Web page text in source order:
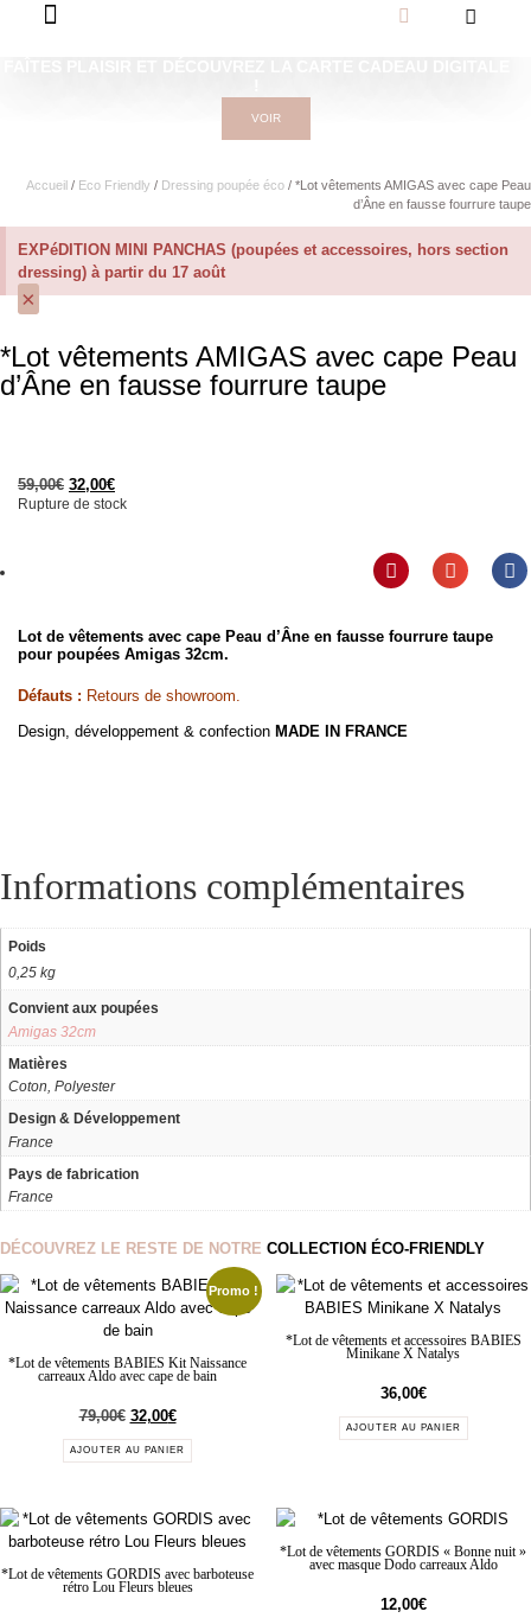
VOIR
Accueil / Eco Friendly / Dressing poupée éco / *Lot vêtements AMIGAS avec cape Peau
d’Âne en fausse fourrure taupe
EXPéDITION MINI PANCHAS (poupées et accessoires, hors section
dressing) à partir du 17 août
×
*Lot vêtements AMIGAS avec cape Peau
d’Âne en fausse fourrure taupe
59,00€ 32,00€
Rupture de stock
Lot de vêtements avec cape Peau d’Âne en fausse fourrure taupe
pour poupées Amigas 32cm.
Défauts : Retours de showroom.
Design, développement & confection MADE IN FRANCE
Informations complémentaires
Poids
0,25 kg
Convient aux poupées
Amigas 32cm
Matières
Coton, Polyester
Design & Développement
France
Pays de fabrication
France
DÉCOUVREZ LE RESTE DE NOTRE COLLECTION ÉCO-FRIENDLY
Promo !
*Lot de vêtements BABIES Kit Naissance
carreaux Aldo avec cape de bain
79,00€ 32,00€
AJOUTER AU PANIER
*Lot de vêtements et accessoires BABIES
Minikane X Natalys
36,00€
AJOUTER AU PANIER
*Lot de vêtements GORDIS avec barboteuse
rétro Lou Fleurs bleues
*Lot de vêtements GORDIS « Bonne nuit »
avec masque Dodo carreaux Aldo
12,00€